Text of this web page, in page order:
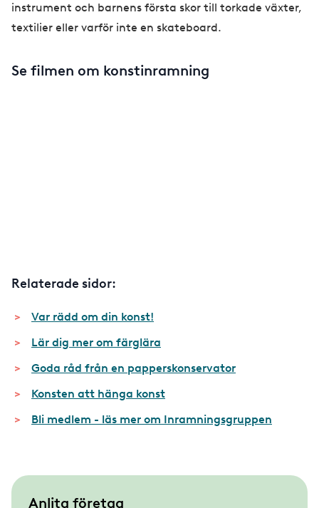
instrument och barnens första skor till torkade växter,
textilier eller varför inte en skateboard.
Se filmen om konstinramning
Relaterade sidor:
Var rädd om din konst!
Lär dig mer om färglära
Goda råd från en papperskonservator
Konsten att hänga konst
Bli medlem - läs mer om Inramningsgruppen
Anlita företag